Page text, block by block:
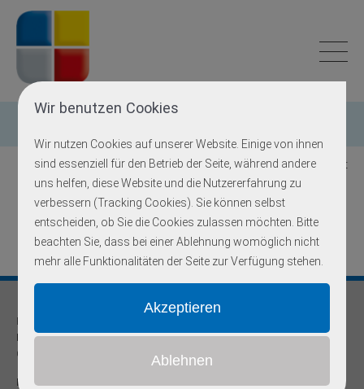
Wir benutzen Cookies
Wir nutzen Cookies auf unserer Website. Einige von ihnen
sind essenziell für den Betrieb der Seite, während andere
uns helfen, diese Website und die Nutzererfahrung zu
verbessern (Tracking Cookies). Sie können selbst
entscheiden, ob Sie die Cookies zulassen möchten. Bitte
beachten Sie, dass bei einer Ablehnung womöglich nicht
mehr alle Funktionalitäten der Seite zur Verfügung stehen.
Zurück zur Übersicht
MYH9
Praxis für
Humangenetik und Prävention
Onkogenetische Schwerpunktpraxis
Dr. med Robert Hering